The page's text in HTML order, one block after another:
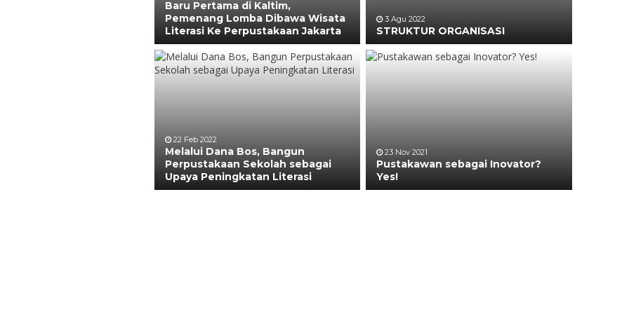
Baru Pertama di Kaltim,
Pemenang Lomba Dibawa Wisata
Literasi Ke Perpustakaan Jakarta
3 Agu 2022
STRUKTUR ORGANISASI
22 Feb 2022
Melalui Dana Bos, Bangun
Perpustakaan Sekolah sebagai
Upaya Peningkatan Literasi
23 Nov 2021
Pustakawan sebagai Inovator?
Yes!